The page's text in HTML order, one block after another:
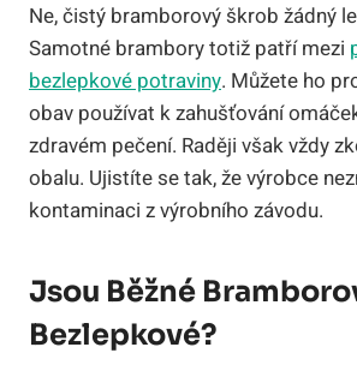
Ne, čistý bramborový škrob žádný
Samotné brambory totiž patří mezi
bezlepkové potraviny. Můžete ho
obav používat k zahušťování
zdravém pečení. Raději však vždy
obalu. Ujistíte se tak, že výrobce
kontaminaci z výrobního závodu.
Jsou Běžné
Bezlepkové?